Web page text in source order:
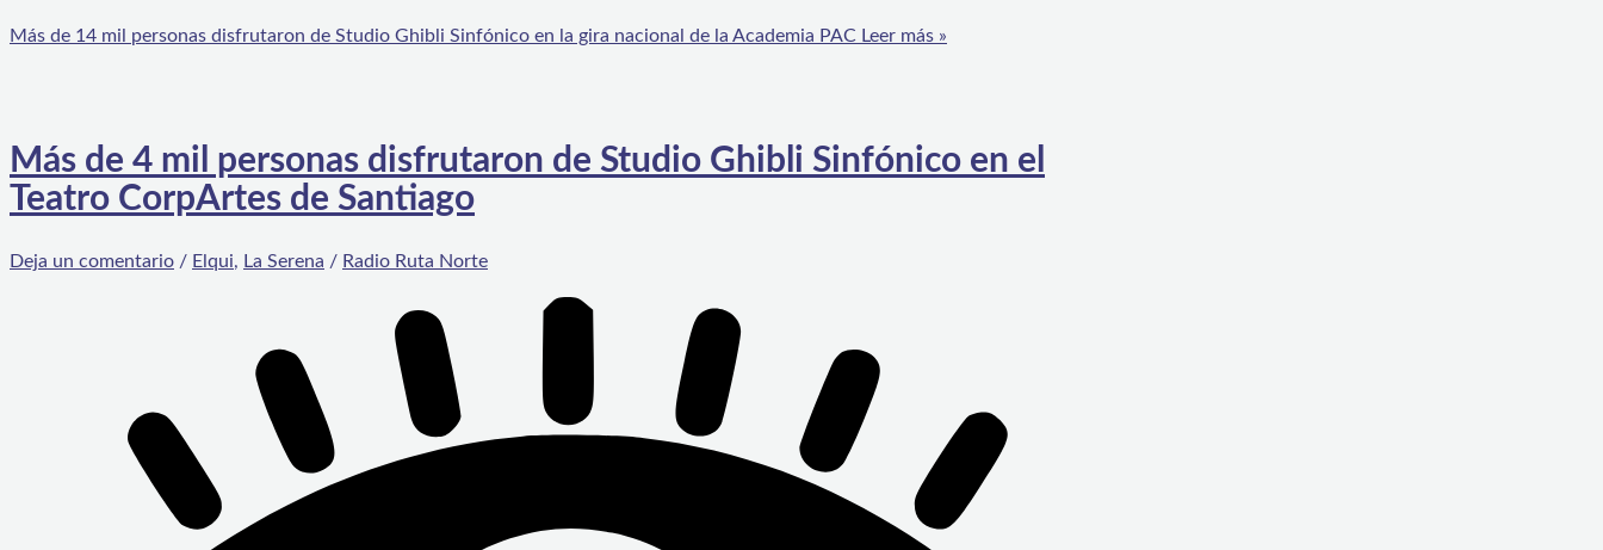
Más de 14 mil personas disfrutaron de Studio Ghibli Sinfónico en la gira nacional de la Academia PAC Leer más »
Más de 4 mil personas disfrutaron de Studio Ghibli Sinfónico en el
Teatro CorpArtes de Santiago
Deja un comentario / Elqui, La Serena / Radio Ruta Norte